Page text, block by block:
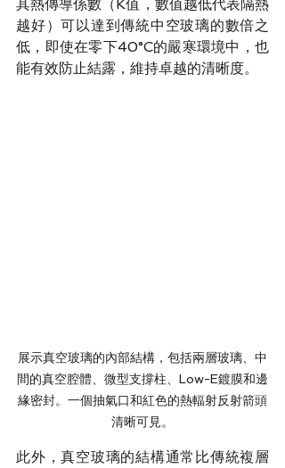
其熱傳導係數（K值，數值越低代表隔熱
越好）可以達到傳統中空玻璃的數倍之
低，即使在零下40°C的嚴寒環境中，也
能有效防止結露，維持卓越的清晰度。
展示真空玻璃的內部結構，包括兩層玻璃、中
間的真空腔體、微型支撐柱、Low-E鍍膜和邊
緣密封。一個抽氣口和紅色的熱輻射反射箭頭
清晰可見。
此外，真空玻璃的結構通常比傳統複層